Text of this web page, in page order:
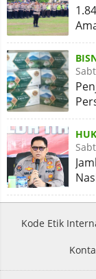
Kode Etik